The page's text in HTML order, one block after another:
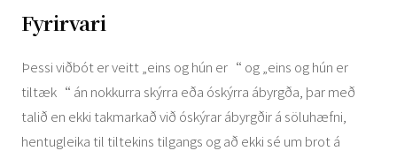
Fyrirvari
Þessi viðbót er veitt „eins og hún er“ og „eins og hún er
tiltæk“ án nokkurra skýrra eða óskýrra ábyrgða, ​​þar með
talið en ekki takmarkað við óskýrar ábyrgðir á söluhæfni,
hentugleika til tiltekins tilgangs og að ekki sé um brot á